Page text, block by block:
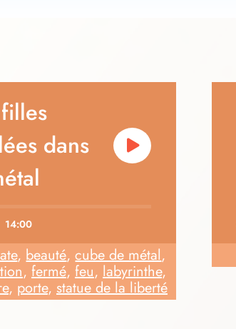
dans
14:00
,beauté,cube de métal,
, fermé, feu, labyrinthe,
, porte, statue de la liberté